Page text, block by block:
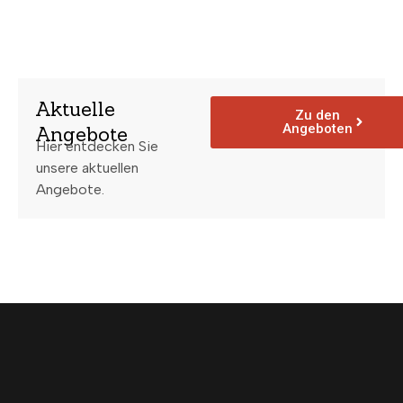
Aktuelle
Angebote
Hier entdecken Sie
unsere aktuellen
Angebote.
Zu den
Angeboten